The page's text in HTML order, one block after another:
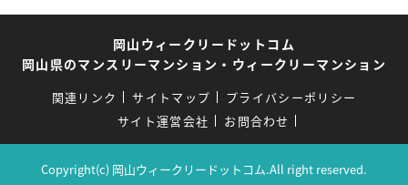
岡山ウィークリードットコム
岡山県のマンスリーマンション・ウィークリーマンション
関連リンク サイトマップ
プライバシーポリシー
サイト運営会社
お問合わせ
Copyright(c) 岡山ウィークリードットコム.All right reserved.